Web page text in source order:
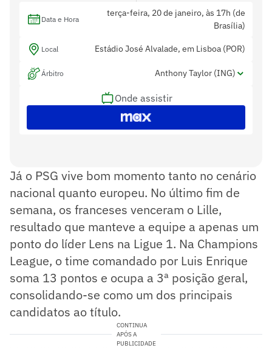
Data e Hora
terça-feira, 20 de janeiro, às 17h (de
Brasília)
Local Estádio José Alvalade, em Lisboa (POR)
Árbitro Anthony Taylor (ING)
Gary Beswick (ING) e Adam Nunn (ING)
Onde assistir
Já o PSG vive bom momento tanto no cenário
nacional quanto europeu. No último fim de
semana, os franceses venceram o Lille,
resultado que manteve a equipe a apenas um
ponto do líder Lens na Ligue 1. Na Champions
League, o time comandado por Luis Enrique
soma 13 pontos e ocupa a 3ª posição geral,
consolidando-se como um dos principais
candidatos ao título.
CONTINUA
APÓS A
PUBLICIDADE